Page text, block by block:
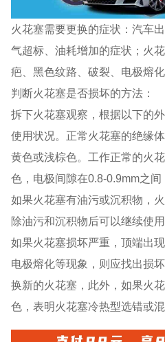
火花塞需要更换的症状：汽车
气超标、油耗增加的症状；火
疤、黑色纹路、破裂、电极熔化
判断火花塞是否损坏的方法：
拆下火花塞观察，根据以下的
使用状况。正常火花塞的绝缘
黄色或浅棕色。工作正常的火
色，电极间隙在0.8-0.9mm之间
如果火花塞有油污或沉积物，
除油污和沉积物后可以继续使用
如果火花塞损坏严重，顶端出
电极熔化等现象，则应找出损
换新的火花塞，此外，如果火
色，表明火花塞冷热型选错或